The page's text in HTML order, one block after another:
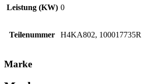
Leistung (KW) 0
Teilenummer H4KA802, 100017735R
Marke